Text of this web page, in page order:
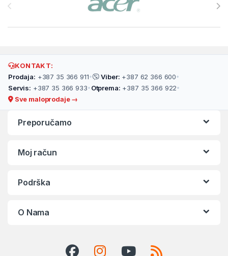
KONTAKT:
Prodaja: +387 35 366 911• Viber: +387 62 366 600•
Servis: +387 35 366 933• Otprema: +387 35 366 922•
Sve maloprodaje →
Preporučamo
Moj račun
Podrška
O Nama